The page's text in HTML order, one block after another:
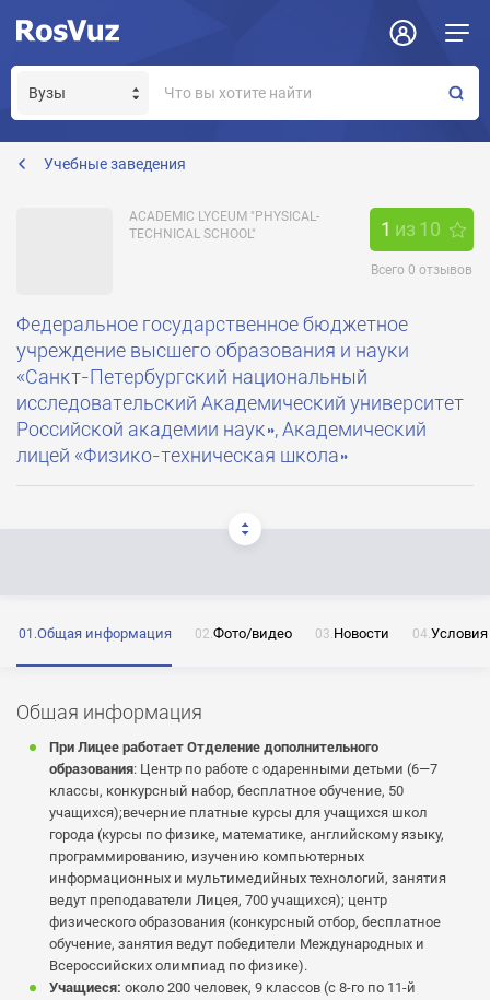
Учебные заведения
ACADEMIC LYCEUM "PHYSICAL-
TECHNICAL SCHOOL"
1 из 10
Всего 0 отзывов
Федеральное государственное бюджетное
учреждение высшего образования и науки
«Санкт-Петербургский национальный
исследовательский Академический университет
Российской академии наук», Академический
лицей «Физико-техническая школа»
Общая информация Фото/видео Новости
Общая информация
При Лицее работает Отделение дополнительного
образования: Центр по работе с одаренными детьми (6—7
классы, конкурсный набор, бесплатное обучение, 50
учащихся);вечерние платные курсы для учащихся школ
города (курсы по физике, математике, английскому языку,
программированию, изучению компьютерных
информационных и мультимедийных технологий, занятия
ведут преподаватели Лицея, 700 учащихся); центр
физического образования (конкурсный отбор, бесплатное
обучение, занятия ведут победители Международных и
Всероссийских олимпиад по физике).
Учащиеся: около 200 человек, 9 классов (с 8-го по 11-й
director@school.ioffe.ru
ОТПРАВИТЬ
Нажимая на кнопку «Отправить» я даю согласие
на обработку моих персональных данных
на обработку моих персональных данных
ОТПРАВИТЬ
Нажимая на кнопку «Отправить» я даю согласие
на обработку моих персональных данных